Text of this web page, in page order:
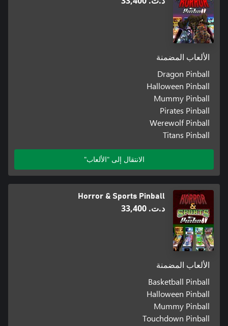
الألعاب المضمنة
Dragon Pinball
Halloween Pinball
Mummy Pinball
Pirates Pinball
Werewolf Pinball
Titans Pinball
الانتقال إلى "الألعاب"
Horror & Sports Pinball
د.ت.‏ 33,400
الألعاب المضمنة
Basketball Pinball
Halloween Pinball
Mummy Pinball
Touchdown Pinball